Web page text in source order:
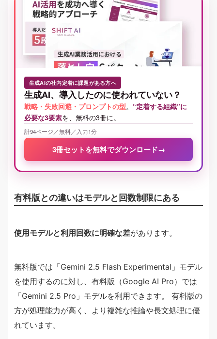
生成AIの社内定着に課題がある方へ
生成AI、導入したのに使われていない？
戦略・失敗回避・プロンプトの型。 “定着する組織”に
必要な3要素を、無料の3冊に。
計94ページ／無料／入力1分
3冊セットを無料でダウンロード→
有料版との違いはモデルと回数制限にある
使用モデルと利用回数に明確な差があります。
無料版では「Gemini 2.5 Flash Experimental」モデル
を使用するのに対し、有料版（Google AI Pro）では
「Gemini 2.5 Pro」モデルを利用できます。 有料版の
方が処理能力が高く、より複雑な推論や長文処理に優
れています。